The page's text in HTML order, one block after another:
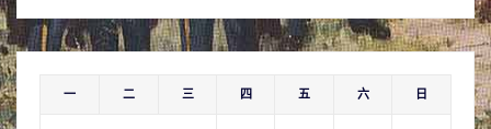
一 二 三 四 五 六 日